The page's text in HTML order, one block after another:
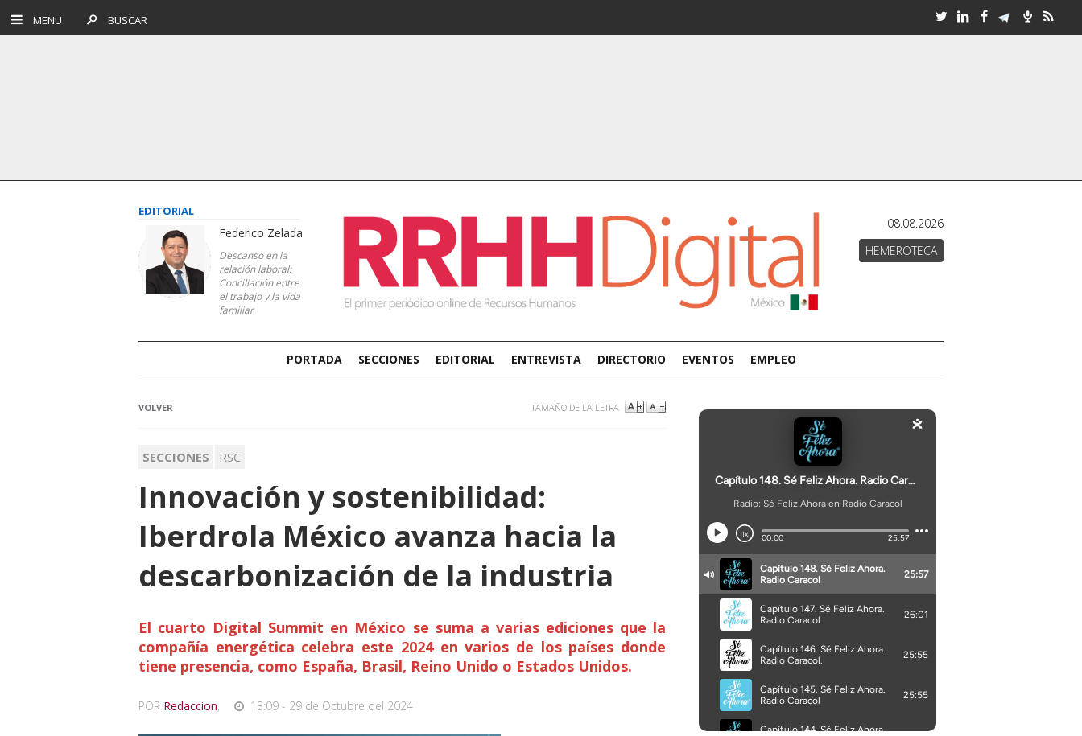
MENU BUSCAR
EDITORIAL
Federico Zelada
Descanso en la
relación laboral:
Conciliación entre
el trabajo y la vida
familiar
08.08.2026
HEMEROTECA
PORTADA SECCIONES EDITORIAL ENTREVISTA DIRECTORIO EVENTOS EMPLEO
VOLVER TAMAÑO DE LA LETRA
SECCIONES RSC
Innovación y sostenibilidad:
Iberdrola México avanza hacia la
descarbonización de la industria
El cuarto Digital Summit en México se suma a varias ediciones que la
compañía energética celebra este 2024 en varios de los países donde
tiene presencia, como España, Brasil, Reino Unido o Estados Unidos.
POR Redaccion, 13:09 - 29 de Octubre del 2024